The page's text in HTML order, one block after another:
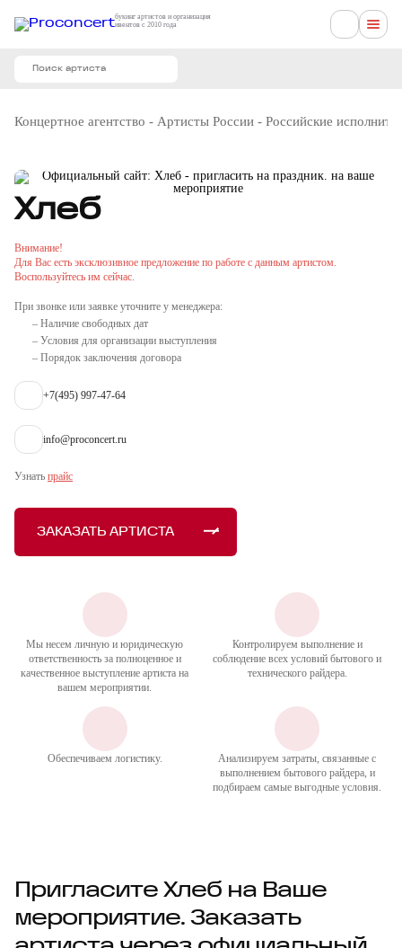
букинг артистов и организация
ивентов с 2010 года
Концертное агентство - Артисты России - Российские
Хлеб
Внимание!
Для Вас есть эксклюзивное предложение по работе с данным артистом.
Воспользуйтесь им сейчас.
При звонке или заявке уточните у менеджера:
– Наличие свободных дат
– Условия для организации выступления
– Порядок заключения договора
+7(495) 997-47-64
info@proconcert.ru
Узнать прайс
ЗАКАЗАТЬ АРТИСТА
Мы несем личную и юридическую
ответственность за полноценное и
качественное выступление артиста на
вашем мероприятии.
Контролируем выполнение и
соблюдение всех условий бытового и
технического райдера.
Обеспечиваем логистику.
Анализируем затраты, связанные с
выполнением бытового райдера, и
подбираем самые выгодные условия.
Пригласите Хлеб на Ваше
мероприятие. Заказать